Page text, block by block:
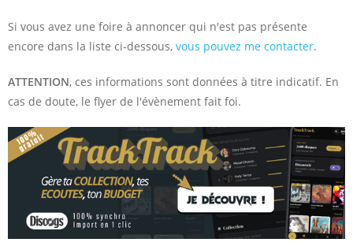
Si vous avez une foire à annoncer qui n'est pas présente
encore dans la liste ci-dessous, vous pouvez me contacter.
ATTENTION, ces informations sont données à titre indicatif. En
cas de doute, le flyer de l'évènement fait foi.